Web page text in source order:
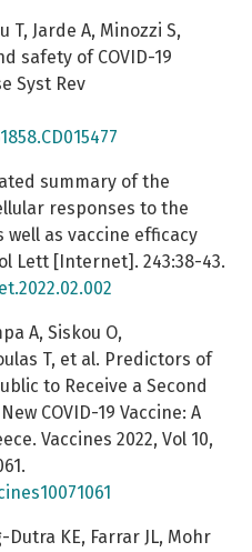
T, Jarde A, Minozzi S,
safety of COVID-19
Syst Rev
summary of the
responses to the
well as vaccine efficacy
Lett [Internet]. 243:38-43.
A, Siskou O,
T, et al. Predictors of
to Receive a Second
COVID-19 Vaccine: A
Vaccines 2022, Vol 10,
Dutra KE, Farrar JL, Mohr